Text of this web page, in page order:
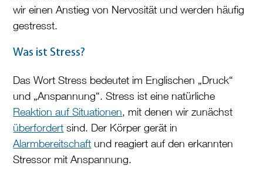
wir einen Anstieg von Nervosität und werden häufig
gestresst.
Was ist Stress?
Das Wort Stress bedeutet im Englischen „Druck“
und „Anspannung“. Stress ist eine natürliche
Reaktion auf Situationen, mit denen wir zunächst
überfordert sind. Der Körper gerät in
Alarmbereitschaft und reagiert auf den erkannten
Stressor mit Anspannung.